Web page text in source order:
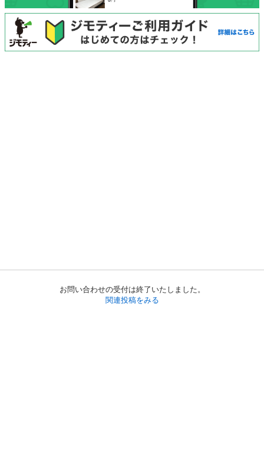
お問い合わせの受付は終了いたしました。
関連投稿をみる